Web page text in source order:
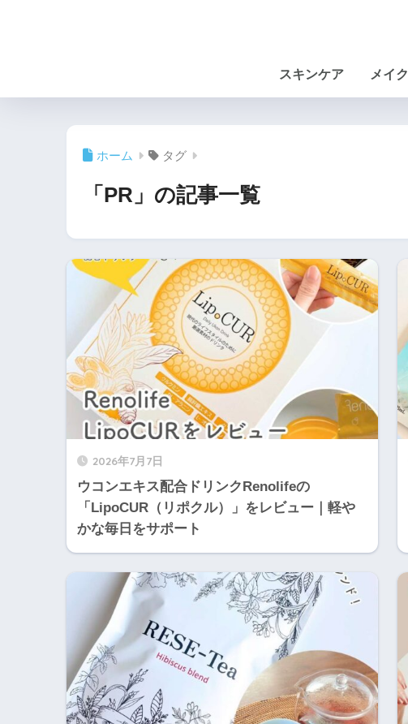
スキンケア メイク
ホーム タグ
「PR」の記事一覧
2026年7月7日
ウコンエキス配合ドリンクRenolifeの
「LipoCUR（リポクル）」をレビュー｜軽や
かな毎日をサポート